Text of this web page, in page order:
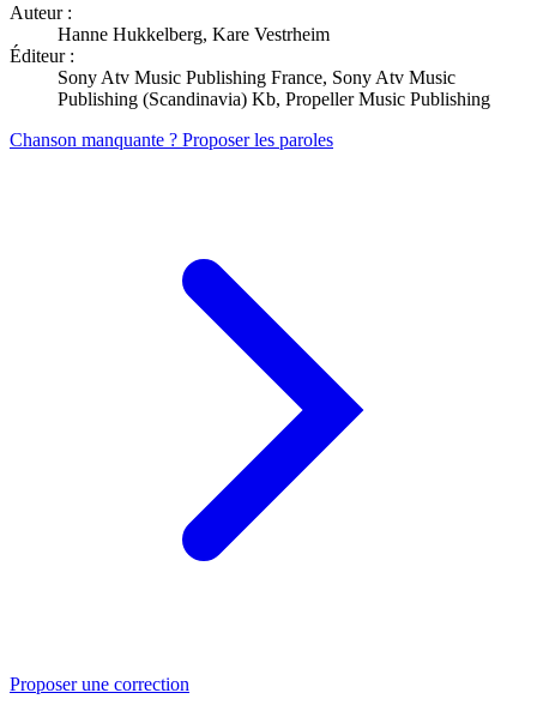
Auteur :
Hanne Hukkelberg, Kare Vestrheim
Éditeur :
Sony Atv Music Publishing France, Sony Atv Music
Publishing (Scandinavia) Kb, Propeller Music Publishing
Chanson manquante ? Proposer les paroles
Proposer une correction